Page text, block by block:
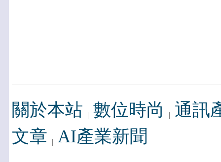
關於本站 數位時尚
通訊
文章 AI產業新聞